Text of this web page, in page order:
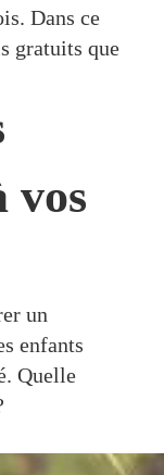
Dans ce
gratuits que
vos
un
enfants
Quelle